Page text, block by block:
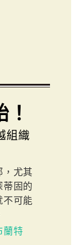
組織
，尤其
蒂固的
不可能
蘭特